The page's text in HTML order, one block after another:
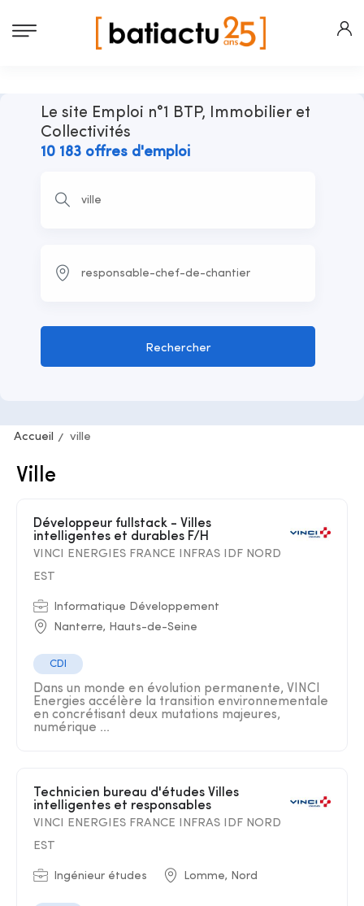
Le site Emploi n°1 BTP, Immobilier et
Collectivités
10 183 offres d'emploi
Rechercher
Accueil ville
Ville
Développeur fullstack - Villes
intelligentes et durables F/H
VINCI ENERGIES FRANCE INFRAS IDF NORD
EST
Informatique Développement
Nanterre, Hauts-de-Seine
CDI
Dans un monde en évolution permanente, VINCI
Energies accélère la transition environnementale
en concrétisant deux mutations majeures,
numérique ...
intelligentes et responsables
VINCI ENERGIES FRANCE INFRAS IDF NORD
EST
Ingénieur études Lomme, Nord